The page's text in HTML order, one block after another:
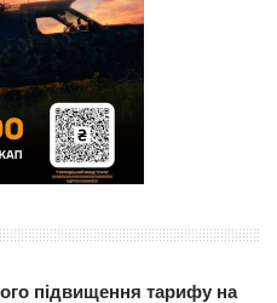
підвищення тарифу на